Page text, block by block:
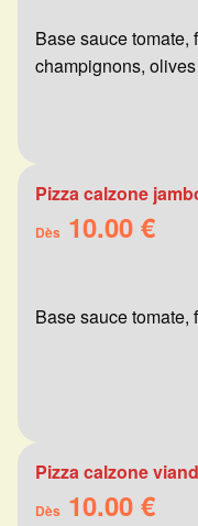
Base sauce tomate,
champignons, olives
Pizza calzone
Dès 10.00 €
Base sauce tomate,
Pizza calzone
Dès 10.00 €